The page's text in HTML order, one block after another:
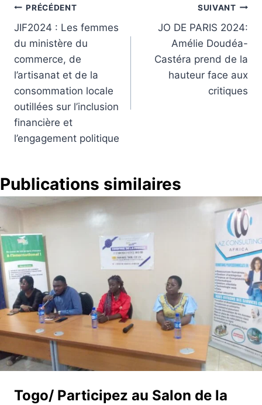
Navigation
de
l’article
PRÉCÉDENT
JIF2024 : Les femmes
du ministère du
commerce, de
l’artisanat et de la
consommation locale
outillées sur l’inclusion
financière et
l’engagement politique
SUIVANT
JO DE PARIS 2024:
Amélie Doudéa-
Castéra prend de la
hauteur face aux
critiques
Publications similaires
Togo/ Participez au Salon de la